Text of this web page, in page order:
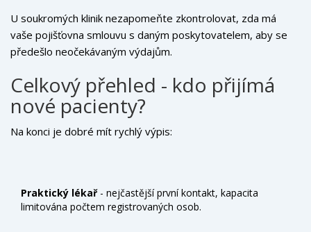
U soukromých klinik nezapomeňte zkontrolovat, zda má
vaše pojišťovna smlouvu s daným poskytovatelem, aby se
předešlo neočekávaným výdajům.
Celkový přehled - kdo přijímá
nové pacienty?
Na konci je dobré mít rychlý výpis:
Praktický lékař- nejčastější první kontakt, kapacita
limitována počtem registrovaných osob.